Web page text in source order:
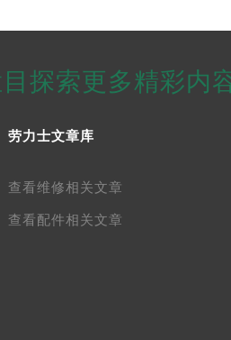
探索更多精彩内
劳力士文章库
查看维修相关文章
查看配件相关文章